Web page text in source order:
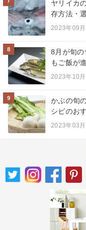
ヤリイカ
存方法・
2023年09月
8
8月が旬
もご飯が
2023年10月
9
かぶの旬
シピのお
2023年03月